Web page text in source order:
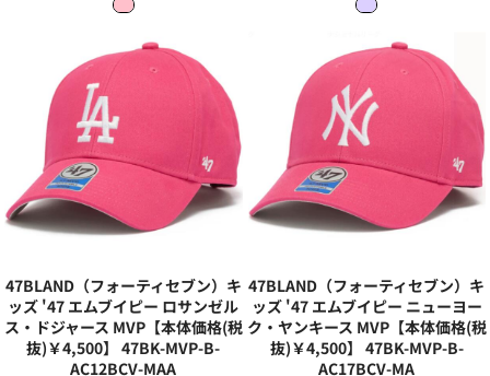
47BLAND（フォーティセブン）キ
ッズ '47 エムブイピー ロサンゼル
ス・ドジャース MVP【本体価格(税
抜)￥4,500】
47BK-MVP-B-
AC12BCV-MAA
47BLAND（フォーティセブン）キ
ッズ '47 エムブイピー ニューヨー
ク・ヤンキース MVP【本体価格(税
抜)￥4,500】 47BK-MVP-B-
AC17BCV-MA